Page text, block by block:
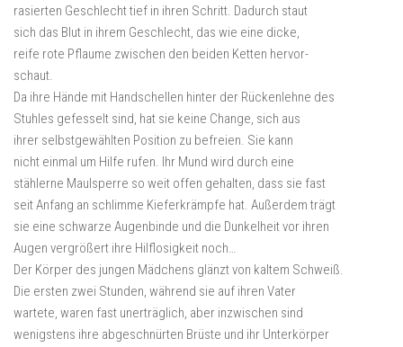
rasierten Geschlecht tief in ihren Schritt. Dadurch staut
sich das Blut in ihrem Geschlecht, das wie eine dicke,
reife rote Pflaume zwischen den beiden Ketten hervor-
schaut.
Da ihre Hände mit Handschellen hinter der Rückenlehne des
Stuhles gefesselt sind, hat sie keine Change, sich aus
ihrer selbstgewählten Position zu befreien. Sie kann
nicht einmal um Hilfe rufen. Ihr Mund wird durch eine
stählerne Maulsperre so weit offen gehalten, dass sie fast
seit Anfang an schlimme Kieferkrämpfe hat. Außerdem trägt
sie eine schwarze Augenbinde und die Dunkelheit vor ihren
Augen vergrößert ihre Hilflosigkeit noch…
Der Körper des jungen Mädchens glänzt von kaltem Schweiß.
Die ersten zwei Stunden, während sie auf ihren Vater
wartete, waren fast unerträglich, aber inzwischen sind
wenigstens ihre abgeschnürten Brüste und ihr Unterkörper